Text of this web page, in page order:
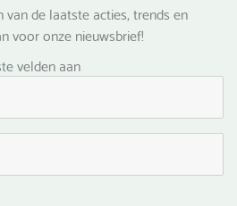
de laatste acties, trends en
voor onze nieuwsbrief!
velden aan